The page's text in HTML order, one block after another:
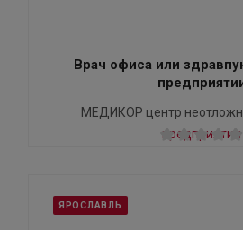
Врач офиса или
МЕДИКОР центр
ЯРОСЛАВЛЬ